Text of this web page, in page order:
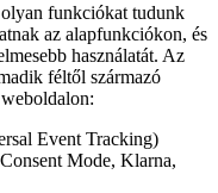
funkciókat tudunk
az alapfunkciókon, és
használatát. Az
féltől származó
Event Tracking)
Mode, Klarna,